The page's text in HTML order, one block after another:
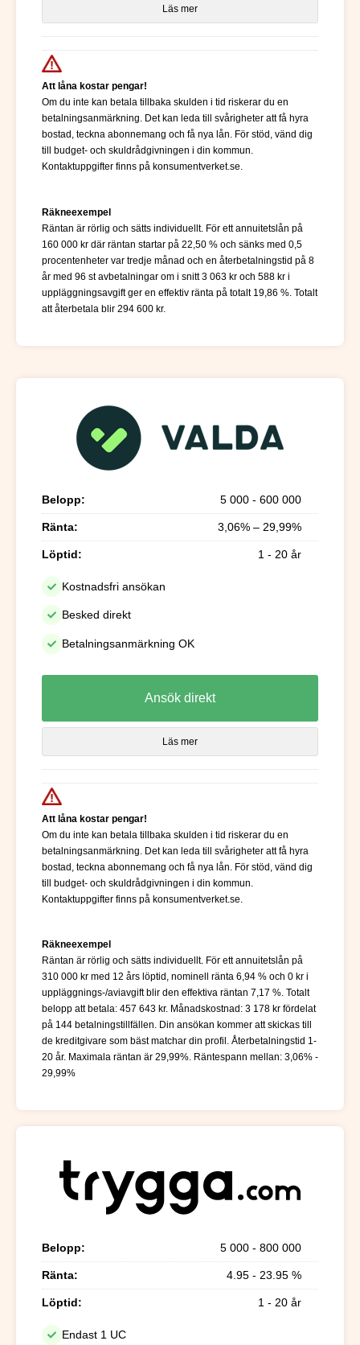
Läs mer
Att låna kostar pengar!
Om du inte kan betala tillbaka skulden i tid riskerar du en
betalningsanmärkning. Det kan leda till svårigheter att få hyra
bostad, teckna abonnemang och få nya lån. För stöd, vänd dig
till budget- och skuldrådgivningen i din kommun.
Kontaktuppgifter finns på konsumentverket.se.
Räkneexempel
Räntan är rörlig och sätts individuellt. För ett annuitetslån på
160 000 kr där räntan startar på 22,50 % och sänks med 0,5
procentenheter var tredje månad och en återbetalningstid på 8
år med 96 st avbetalningar om i snitt 3 063 kr och 588 kr i
uppläggningsavgift ger en effektiv ränta på totalt 19,86 %. Totalt
att återbetala blir 294 600 kr.
Belopp: 5 000 - 600 000
Ränta: 3,06% – 29,99%
Löptid: 1 - 20 år
Kostnadsfri ansökan
Besked direkt
Betalningsanmärkning OK
Ansök direkt
Läs mer
Att låna kostar pengar!
Om du inte kan betala tillbaka skulden i tid riskerar du en
betalningsanmärkning. Det kan leda till svårigheter att få hyra
bostad, teckna abonnemang och få nya lån. För stöd, vänd dig
till budget- och skuldrådgivningen i din kommun.
Kontaktuppgifter finns på konsumentverket.se.
Räkneexempel
Räntan är rörlig och sätts individuellt. För ett annuitetslån på
310 000 kr med 12 års löptid, nominell ränta 6,94 % och 0 kr i
uppläggnings-/aviavgift blir den effektiva räntan 7,17 %. Totalt
belopp att betala: 457 643 kr. Månadskostnad: 3 178 kr fördelat
på 144 betalningstillfällen. Din ansökan kommer att skickas till
de kreditgivare som bäst matchar din profil. Återbetalningstid 1-
20 år. Maximala räntan är 29,99%. Räntespann mellan: 3,06% -
29,99%
Belopp: 5 000 - 800 000
Ränta: 4.95 - 23.95 %
Löptid: 1 - 20 år
Endast 1 UC